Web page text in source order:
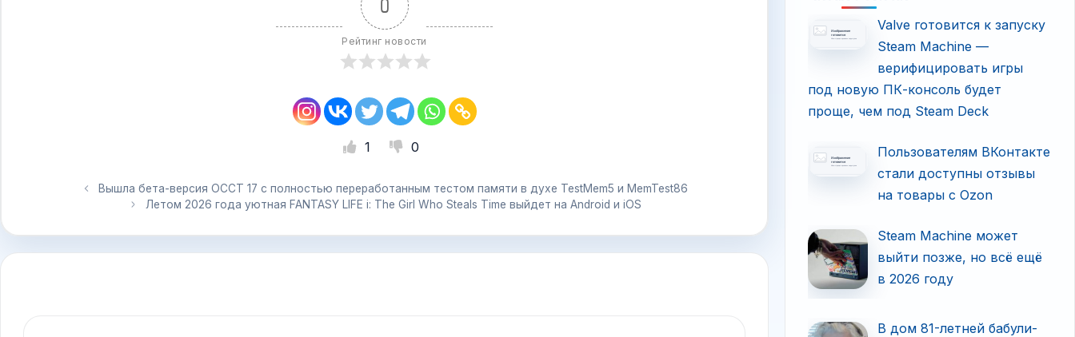
0
Рейтинг новости
1 0
Вышла бета-версия OCCT 17 с полностью переработанным тестом памяти в духе TestMem5 и MemTest86
Летом 2026 года уютная FANTASY LIFE i: The Girl Who Steals Time выйдет на Android и iOS
Valve готовится к запуску
Steam Machine —
верифицировать игры
под новую ПК-консоль будет
проще, чем под Steam Deck
Пользователям ВКонтакте
стали доступны отзывы
на товары с Ozon
Steam Machine может
выйти позже, но всё ещё
в 2026 году
В дом 81-летней бабули-